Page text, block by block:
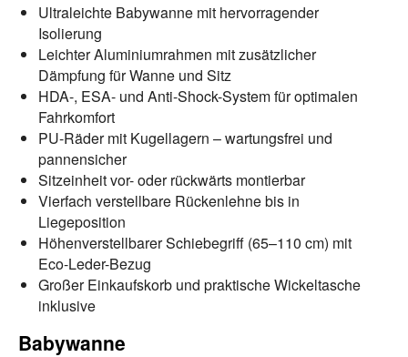
Ultraleichte Babywanne mit hervorragender
Isolierung
Leichter Aluminiumrahmen mit zusätzlicher
Dämpfung für Wanne und Sitz
HDA-, ESA- und Anti-Shock-System für optimalen
Fahrkomfort
PU-Räder mit Kugellagern – wartungsfrei und
pannensicher
Sitzeinheit vor- oder rückwärts montierbar
Vierfach verstellbare Rückenlehne bis in
Liegeposition
Höhenverstellbarer Schiebegriff (65–110 cm) mit
Eco-Leder-Bezug
Großer Einkaufskorb und praktische Wickeltasche
inklusive
Babywanne